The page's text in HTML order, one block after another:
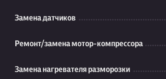
Замена датчиков
Ремонт/замена мотор-компрессора
Замена нагревателя разморозки